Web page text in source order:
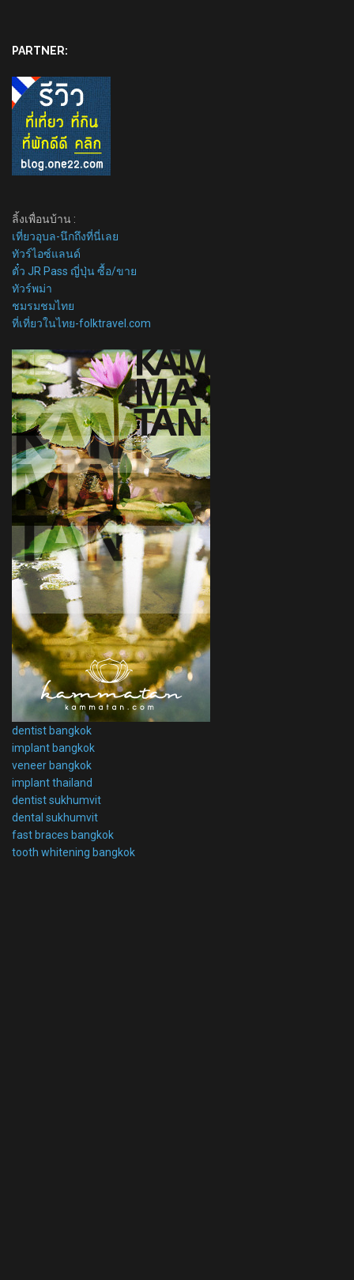
PARTNER:
ลิ้งเพื่อนบ้าน :
เที่ยวอุบล-นึกถึงที่นี่เลย
ทัวร์ไอซ์แลนด์
ตั๋ว JR Pass ญี่ปุ่น ซื้อ/ขาย
ทัวร์พม่า
ชมรมชมไทย
ที่เที่ยวในไทย-folktravel.com
dentist bangkok
implant bangkok
veneer bangkok
implant thailand
dentist sukhumvit
dental sukhumvit
fast braces bangkok
tooth whitening bangkok